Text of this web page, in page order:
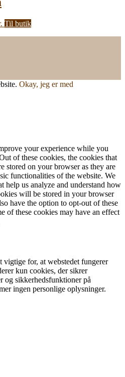
Den
Til butik
Okay, jeg er med
your experience while you
of these cookies, the cookies that
stored on your browser as they are
functionalities of the website. We
help us analyze and understand how
will be stored in your browser
have the option to opt-out of these
of these cookies may have an effect
vigtige for, at webstedet fungerer
kun cookies, der sikrer
og sikkerhedsfunktioner på
ingen personlige oplysninger.